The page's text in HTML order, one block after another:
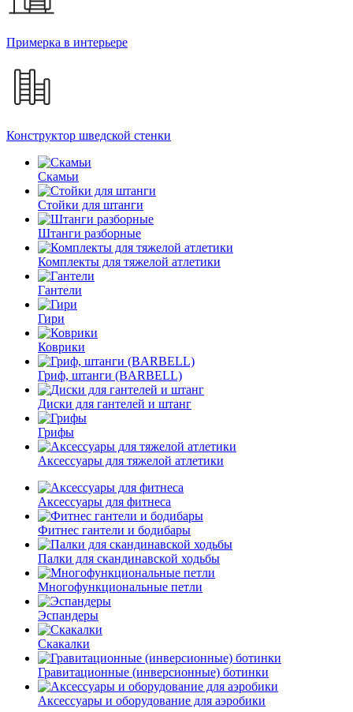
Примерка в интерьере
Конструктор шведской стенки
Скамьи
Стойки для штанги
Штанги разборные
Комплекты для тяжелой атлетики
Гантели
Гири
Коврики
Гриф, штанги (BARBELL)
Диски для гантелей и штанг
Грифы
Аксессуары для тяжелой атлетики
Аксессуары для фитнеса
Фитнес гантели и бодибары
Палки для скандинавской ходьбы
Многофункциональные петли
Эспандеры
Скакалки
Гравитационные (инверсионные) ботинки
Аксессуары и оборудование для аэробики